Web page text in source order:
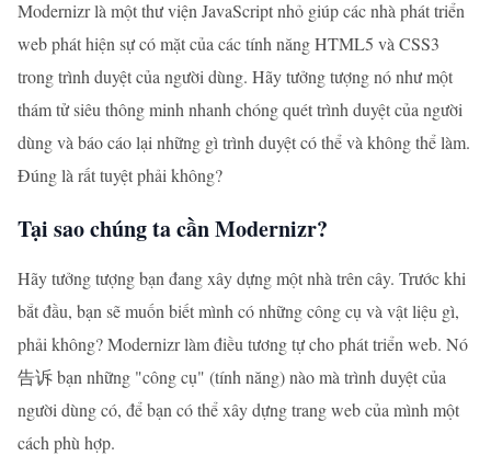
Modernizr là một thư viện JavaScript nhỏ giúp các nhà phát triển
web phát hiện sự có mặt của các tính năng HTML5 và CSS3
trong trình duyệt của người dùng. Hãy tưởng tượng nó như một
thám tử siêu thông minh nhanh chóng quét trình duyệt của người
dùng và báo cáo lại những gì trình duyệt có thể và không thể làm.
Đúng là rất tuyệt phải không?
Tại sao chúng ta cần Modernizr?
Hãy tưởng tượng bạn đang xây dựng một nhà trên cây. Trước khi
bắt đầu, bạn sẽ muốn biết mình có những công cụ và vật liệu gì,
phải không? Modernizr làm điều tương tự cho phát triển web. Nó
告诉 bạn những "công cụ" (tính năng) nào mà trình duyệt của
người dùng có, để bạn có thể xây dựng trang web của mình một
cách phù hợp.